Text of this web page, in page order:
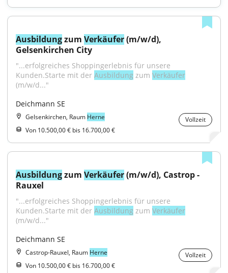
Ausbildung zum Verkäufer (m/w/d),
Gelsenkirchen City
"...erfolgreiches Shoppingerlebnis für unsere
Kunden.Starte mit der Ausbildung zum Verkäufer
(m/w/d..."
Deichmann SE
Gelsenkirchen, Raum Herne
Vollzeit
Von 10.500,00 € bis 16.700,00 €
Ausbildung zum Verkäufer (m/w/d), Castrop -
Rauxel
"...erfolgreiches Shoppingerlebnis für unsere
Kunden.Starte mit der Ausbildung zum Verkäufer
(m/w/d..."
Deichmann SE
Castrop-Rauxel, Raum Herne
Vollzeit
Von 10.500,00 € bis 16.700,00 €